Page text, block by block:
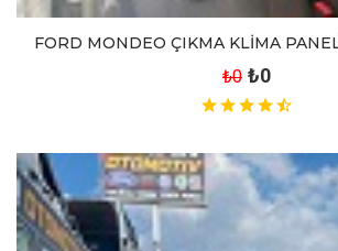
FORD MONDEO ÇIKMA KLİMA
₺0 ₺0